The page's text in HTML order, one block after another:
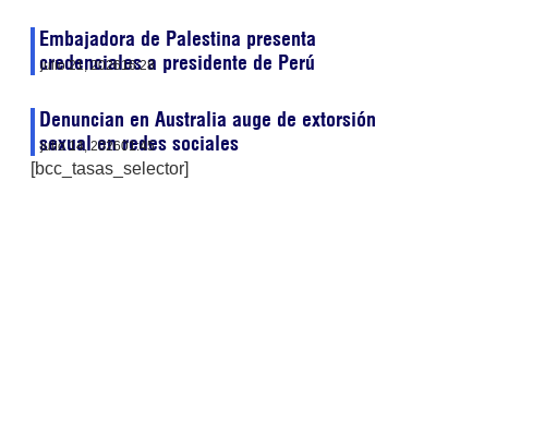
Embajadora de Palestina presenta
credenciales a presidente de Perú
julio 21, 202616:28
Denuncian en Australia auge de extorsión
sexual en redes sociales
julio 14, 202601:45
[bcc_tasas_selector]